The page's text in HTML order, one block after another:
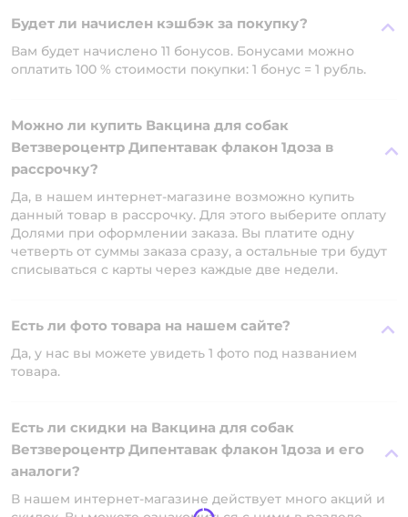
Будет ли начислен кэшбэк за покупку?
Вам будет начислено 11 бонусов. Бонусами можно
оплатить 100 % стоимости покупки: 1 бонус = 1 рубль.
Можно ли купить Вакцина для собак
Ветзвероцентр Дипентавак флакон 1доза в
рассрочку?
Да, в нашем интернет-магазине возможно купить
данный товар в рассрочку. Для этого выберите оплату
Долями при оформлении заказа. Вы платите одну
четверть от суммы заказа сразу, а остальные три будут
списываться с карты через каждые две недели.
Есть ли фото товара на нашем сайте?
Да, у нас вы можете увидеть 1 фото под названием
товара.
Есть ли скидки на Вакцина для собак
Ветзвероцентр Дипентавак флакон 1доза и его
аналоги?
В нашем интернет-магазине действует много акций и